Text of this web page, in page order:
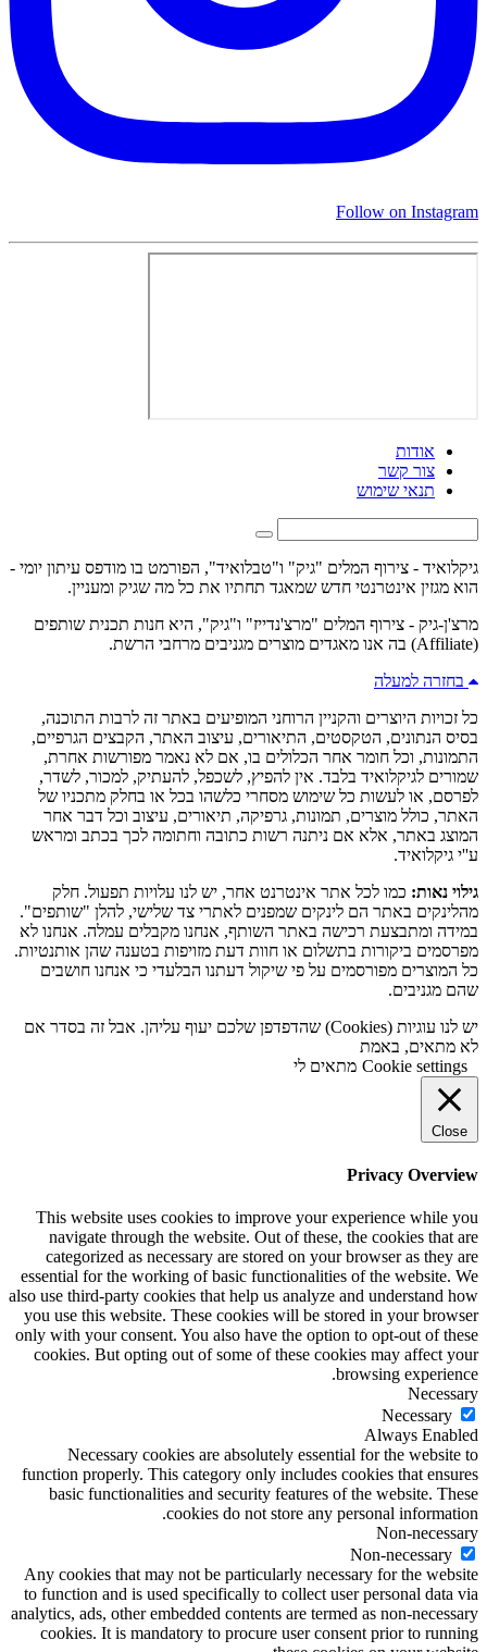
Follow on Instagram
אודות
צור קשר
תנאי שימוש
גיקלואיד - צירוף המלים "גיק" ו"טבלואיד", הפורמט בו מודפס עיתון יומי -
הוא מגזין אינטרנטי חדש שמאגד תחתיו את כל מה שגיק ומעניין.
מרצ'ן-גיק - צירוף המלים "מרצ'נדייז" ו"גיק", היא חנות תכנית שותפים
(Affiliate) בה אנו מאגדים מוצרים מגניבים מרחבי הרשת.
בחזרה למעלה
כל זכויות היוצרים והקניין הרוחני המופיעים באתר זה לרבות התוכנה,
בסיס הנתונים, הטקסטים, התיאורים, עיצוב האתר, הקבצים הגרפיים,
התמונות, וכל חומר אחר הכלולים בו, אם לא נאמר מפורשות אחרת,
שמורים לגיקלואיד בלבד. אין להפיץ, לשכפל, להעתיק, למכור, לשדר,
לפרסם, או לעשות כל שימוש מסחרי כלשהו בכל או בחלק מתכניו של
האתר, כולל מוצרים, תמונות, גרפיקה, תיאורים, עיצוב וכל דבר אחר
המוצג באתר, אלא אם ניתנה רשות כתובה וחתומה לכך בכתב ומראש
ע''י גיקלואיד.
גילוי נאות: כמו לכל אתר אינטרנט אחר, יש לנו עלויות תפעול. חלק
מהלינקים באתר הם לינקים שמפנים לאתרי צד שלישי, להלן "שותפים".
במידה ומתבצעת רכישה באתר השותף, אנחנו מקבלים עמלה. אנחנו לא
מפרסמים ביקורות בתשלום או חוות דעת מזויפות בטענה שהן אותנטיות.
כל המוצרים מפורסמים על פי שיקול דעתנו הבלעדי כי אנחנו חושבים
שהם מגניבים.
יש לנו עוגיות (Cookies) שהדפדפן שלכם יעוף עליהן. אבל זה בסדר אם
לא מתאים, באמת
Cookie settings מתאים לי
Close
Privacy Overview
This website uses cookies to improve your experience while you
navigate through the website. Out of these, the cookies that are
categorized as necessary are stored on your browser as they are
essential for the working of basic functionalities of the website. We
also use third-party cookies that help us analyze and understand how
you use this website. These cookies will be stored in your browser
only with your consent. You also have the option to opt-out of these
cookies. But opting out of some of these cookies may affect your
browsing experience.
Necessary
Necessary
Always Enabled
Necessary cookies are absolutely essential for the website to
function properly. This category only includes cookies that ensures
basic functionalities and security features of the website. These
cookies do not store any personal information.
Non-necessary
Non-necessary
Any cookies that may not be particularly necessary for the website
to function and is used specifically to collect user personal data via
analytics, ads, other embedded contents are termed as non-necessary
cookies. It is mandatory to procure user consent prior to running